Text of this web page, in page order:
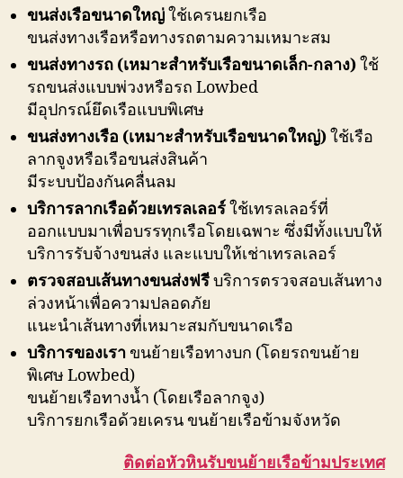
ขนส่งเรือขนาดใหญ่ใช้เครนยกเรือ
ขนส่งทางเรือหรือทางรถตามความเหมาะสม
ขนส่งทางรถ (เหมาะสำหรับเรือขนาดเล็ก-กลาง)ใช้
รถขนส่งแบบพ่วงหรือรถ Lowbed
มีอุปกรณ์ยึดเรือแบบพิเศษ
ขนส่งทางเรือ (เหมาะสำหรับเรือขนาดใหญ่)ใช้เรือ
ลากจูงหรือเรือขนส่งสินค้า
มีระบบป้องกันคลื่นลม
บริการลากเรือด้วยเทรลเลอร์ใช้เทรลเลอร์ที่
ออกแบบมาเพื่อบรรทุกเรือโดยเฉพาะ ซึ่งมีทั้งแบบให้
บริการรับจ้างขนส่ง และแบบให้เช่าเทรลเลอร์
ตรวจสอบเส้นทางขนส่งฟรีบริการตรวจสอบเส้นทาง
ล่วงหน้าเพื่อความปลอดภัย
แนะนำเส้นทางที่เหมาะสมกับขนาดเรือ
บริการของเรา ขนย้ายเรือทางบก (โดยรถขนย้าย
พิเศษ Lowbed)
ขนย้ายเรือทางน้ำ (โดยเรือลากจูง)
บริการยกเรือด้วยเครน ขนย้ายเรือข้ามจังหวัด
ติดต่อหัวหินรับขนย้ายเรือข้ามประเทศ